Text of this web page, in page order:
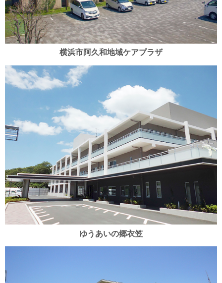
横浜市阿久和地域ケアプラザ
ゆうあいの郷衣笠